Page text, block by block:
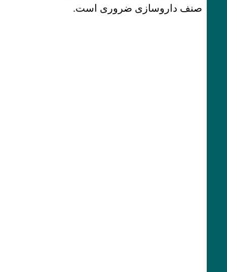
صنف داروسازی ضروری است.